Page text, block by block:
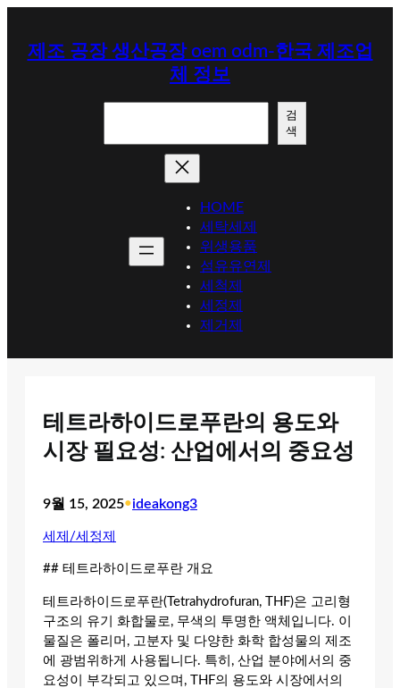
제조 공장 생산공장 oem odm-한국 제조업
체 정보
검
색
HOME
세탁세제
위생용품
섬유유연제
세척제
세정제
제거제
테트라하이드로푸란의 용도와
시장 필요성: 산업에서의 중요성
9월 15, 2025•ideakong3
세제/세정제
## 테트라하이드로푸란 개요
테트라하이드로푸란(Tetrahydrofuran, THF)은 고리형
구조의 유기 화합물로, 무색의 투명한 액체입니다. 이
물질은 폴리머, 고분자 및 다양한 화학 합성물의 제조
에 광범위하게 사용됩니다. 특히, 산업 분야에서의 중
요성이 부각되고 있으며, THF의 용도와 시장에서의